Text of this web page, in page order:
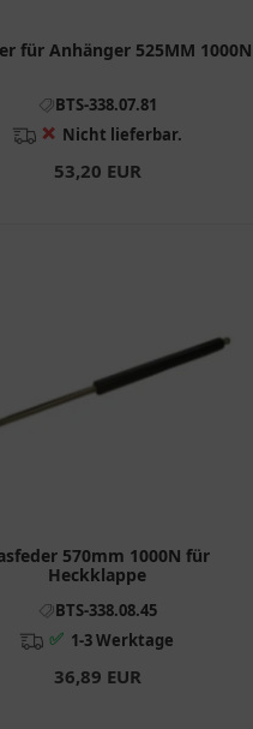
für Anhänger 525MM 1000N
BTS-338.07.81
❌ Nicht lieferbar.
53,20 EUR
570mm 1000N für
Heckklappe
BTS-338.08.45
✅ 1-3 Werktage
36,89 EUR